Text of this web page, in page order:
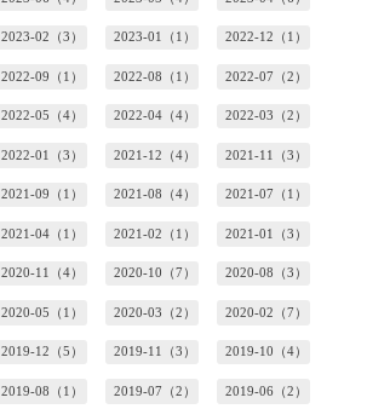
2023-02（3） 2023-01（1） 2022-12（1）
2022-09（1） 2022-08（1） 2022-07（2）
2022-05（4） 2022-04（4） 2022-03（2）
2022-01（3） 2021-12（4） 2021-11（3）
2021-09（1） 2021-08（4） 2021-07（1）
2021-04（1） 2021-02（1） 2021-01（3）
2020-11（4） 2020-10（7） 2020-08（3）
2020-05（1） 2020-03（2） 2020-02（7）
2019-12（5） 2019-11（3） 2019-10（4）
2019-08（1） 2019-07（2） 2019-06（2）